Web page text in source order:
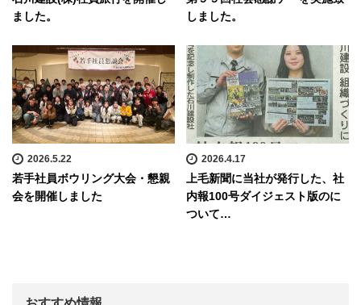
ました。
しました。
2026.5.22
若手社員ボウリング大会・懇親
会を開催しました
2026.4.17
上毛新聞に当社が発行した、社
内報100号ダイジェスト版のに
ついて…